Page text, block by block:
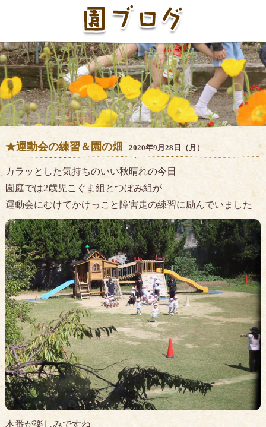
★運動会の練習＆園の畑 2020年9月28日（月）
カラッとした気持ちのいい秋晴れの今日
園庭では2歳児こぐま組とつぼみ組が
運動会にむけてかけっこと障害走の練習に励んでいました
本番が楽しみですね